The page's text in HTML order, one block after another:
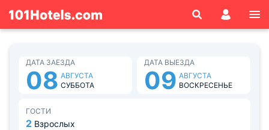
ДАТА ЗАЕЗДА
08 АВГУСТА
СУББОТА
ДАТА ВЫЕЗДА
09 АВГУСТА
ВОСКРЕСЕНЬЕ
ГОСТИ
2 Взрослых